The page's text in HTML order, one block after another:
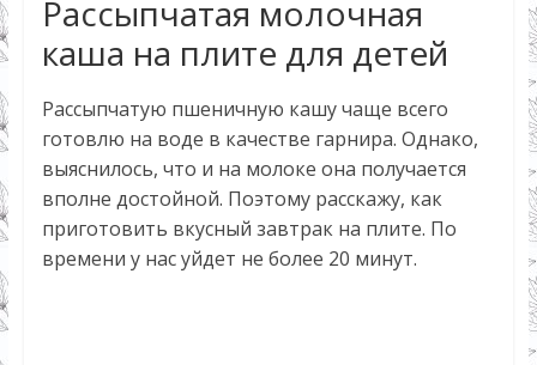
Рассыпчатая молочная
каша на плите для детей
Рассыпчатую пшеничную кашу чаще всего
готовлю на воде в качестве гарнира. Однако,
выяснилось, что и на молоке она получается
вполне достойной. Поэтому расскажу, как
приготовить вкусный завтрак на плите. По
времени у нас уйдет не более 20 минут.